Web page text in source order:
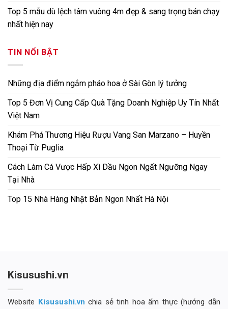
Top 5 mẫu dù lệch tâm vuông 4m đẹp & sang trọng bán chạy
nhất hiện nay
TIN NỔI BẬT
Những địa điểm ngắm pháo hoa ở Sài Gòn lý tưởng
Top 5 Đơn Vị Cung Cấp Quà Tặng Doanh Nghiệp Uy Tín Nhất
Việt Nam
Khám Phá Thương Hiệu Rượu Vang San Marzano – Huyền
Thoại Từ Puglia
Cách Làm Cá Vược Hấp Xì Dầu Ngon Ngất Ngưỡng Ngay
Tại Nhà
Top 15 Nhà Hàng Nhật Bản Ngon Nhất Hà Nội
Kisusushi.vn
Website Kisusushi.vn chia sẻ tinh hoa ẩm thực (hướng dẫn